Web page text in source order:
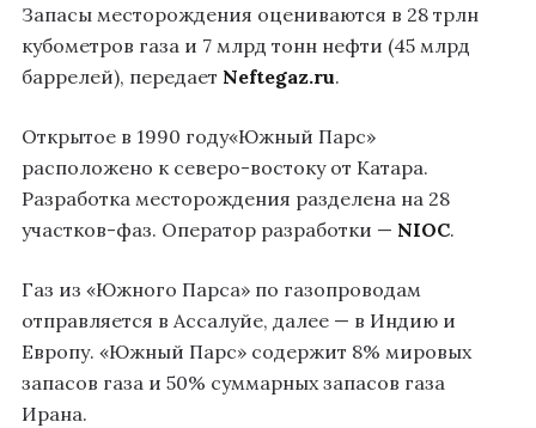
Запасы месторождения оцениваются в 28 трлн
кубометров газа и 7 млрд тонн нефти (45 млрд
баррелей), передает Neftegaz.ru.
Открытое в 1990 году«Южный Парс»
расположено к северо-востоку от Катара.
Разработка месторождения разделена на 28
участков-фаз. Оператор разработки — NIOC.
Газ из «Южного Парса» по газопроводам
отправляется в Ассалуйе, далее — в Индию и
Европу. «Южный Парс» содержит 8% мировых
запасов газа и 50% суммарных запасов газа
Ирана.